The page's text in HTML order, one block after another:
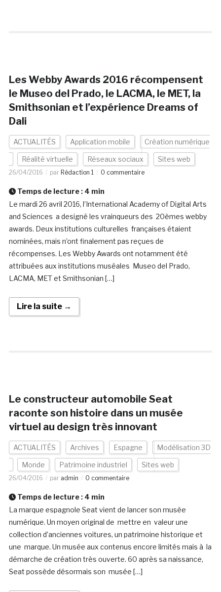
Les Webby Awards 2016 récompensent
le Museo del Prado, le LACMA, le MET, la
Smithsonian et l’expérience Dreams of
Dali
ACTUALITÉS Application mobile Création numérique
Réalité virtuelle Réseaux sociaux Sites web
26/04/2016 par Rédaction 1 0 commentaire
Temps de lecture : 4 min
Le mardi 26 avril 2016, l’International Academy of Digital Arts
and Sciences a designé les vrainqueurs des 20èmes webby
awards. Deux institutions culturelles françaises étaient
nominées, mais n’ont finalement pas reçues de
récompenses. Les Webby Awards ont notamment été
attribuées aux institutions muséales Museo del Prado,
LACMA, MET et Smithsonian […]
Lire la suite →
Le constructeur automobile Seat
raconte son histoire dans un musée
virtuel au design très innovant
ACTUALITÉS Archives Espagne Modélisation 3D
Monde Patrimoine industriel Sites web
26/04/2016 par admin 0 commentaire
Temps de lecture : 4 min
La marque espagnole Seat vient de lancer son musée
numérique. Un moyen original de mettre en valeur une
collection d’anciennes voitures, un patrimoine historique et
une marque. Un musée aux contenus encore limités mais à la
démarche de création très ouverte. 60 après sa naissance,
Seat possède désormais son musée […]